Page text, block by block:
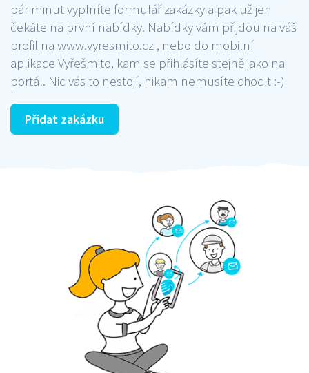
pár minut vyplníte formulář zakázky a pak už jen
čekáte na první nabídky. Nabídky vám přijdou na váš
profil na www.vyresmito.cz , nebo do mobilní
aplikace Vyřešmito, kam se přihlásíte stejně jako na
portál. Nic vás to nestojí, nikam nemusíte chodit :-)
Přidat zakázku